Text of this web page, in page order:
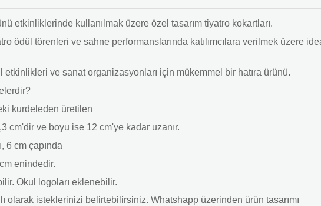
etkinliklerinde kullanılmak üzere özel tasarım tiyatro kokartları.
ödül törenleri ve sahne performanslarında katılımcılara verilmek üzere
etkinlikleri ve sanat organizasyonları için mükemmel bir hatıra ürünü.
kurdeleden üretilen
cm'dir ve boyu ise 12 cm'ye kadar uzanır.
6 cm çapında
enindedir.
Okul logoları eklenebilir.
olarak isteklerinizi belirtebilirsiniz. Whatshapp üzerinden ürün tasarımı